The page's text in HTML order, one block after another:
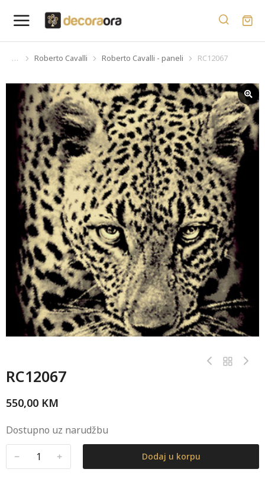
You are here:
Roberto Cavalli Roberto Cavalli - paneli RC12067
RC12067
550,00 KM
Dostupno uz narudžbu
﹣ ﹢ Dodaj u korpu